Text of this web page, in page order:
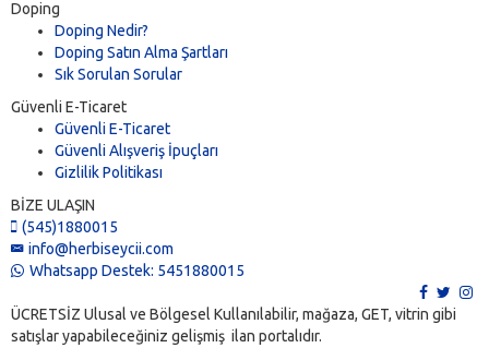
Doping
Doping Nedir?
Doping Satın Alma Şartları
Sık Sorulan Sorular
Güvenli E-Ticaret
Güvenli E-Ticaret
Güvenli Alışveriş İpuçları
Gizlilik Politikası
BİZE ULAŞIN
(545)1880015
info@herbiseycii.com
Whatsapp Destek: 5451880015
ÜCRETSİZ Ulusal ve Bölgesel Kullanılabilir, mağaza, GET, vitrin gibi
satışlar yapabileceğiniz gelişmiş ilan portalıdır.